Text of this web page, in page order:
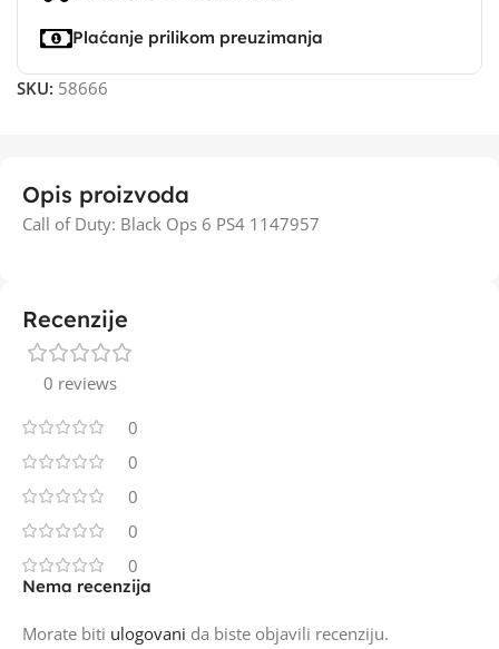
Plaćanje prilikom preuzimanja
SKU: 58666
Opis proizvoda
Call of Duty: Black Ops 6 PS4 1147957
Recenzije
0 reviews
0
0
0
0
0
Nema recenzija
Morate biti ulogovani da biste objavili recenziju.